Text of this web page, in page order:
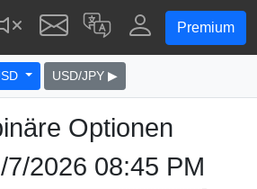
Premium
USD/JPY ▶
Optionen
7/2026 08:45 PM